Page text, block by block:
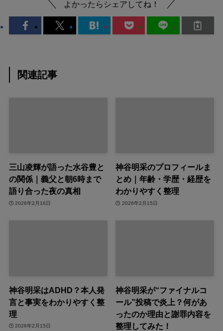
よかったらシェアしてね！
関連記事
三山凌輝が語った水谷豊と
の関係｜義父と朝6時まで
語り合った夜の真相
2026年2月16日
神谷明采のプロフィールま
とめ｜年齢・学歴・経歴を
わかりやすく整理
2026年2月15日
神谷明采はADHD？本人発
言と事実をわかりやすく整
理
2026年2月15日
神谷明采が“ファイナルコ
ール”投稿で炎上？何があ
ったのか理由と謝罪内容を
整理してみた！